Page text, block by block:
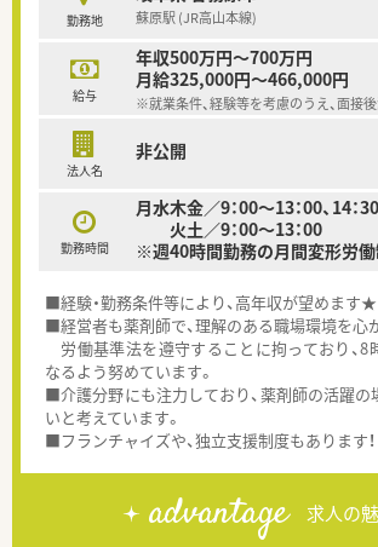
勤務地 蘇原駅 (JR高山本線)
給与
年収500万円～700万円
月給325,000円～466,000円
※就業条件、経験等を考慮のうえ、面接後
法人名
非公開
勤務時間
月水木金／9：00～13：00、14：
火土／9：00～13：00
※週40時間勤務の月間変形労
■経験・勤務条件等により、高年収が望めます★
■経営者も薬剤師で、理解のある職場環境を心
労働基準法を遵守することに拘っており、8
なるよう努めています。
■介護分野にも注力しており、薬剤師の活躍の
いと考えています。
■フランチャイズや、独立支援制度もあります！
advantage 求人の